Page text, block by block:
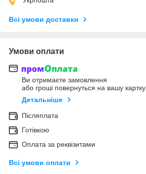
Всі умови доставки
Умови оплати
Ви отримаєте замовлення
або гроші повернуться на вашу картку
Детальніше
Післяплата
Готівкою
Оплата за реквізитами
Всі умови оплати